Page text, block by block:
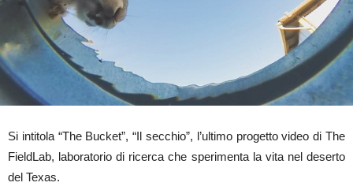
Si intitola “The Bucket”, “Il secchio”, l’ultimo progetto video di The
FieldLab, laboratorio di ricerca che sperimenta la vita nel deserto
del Texas.